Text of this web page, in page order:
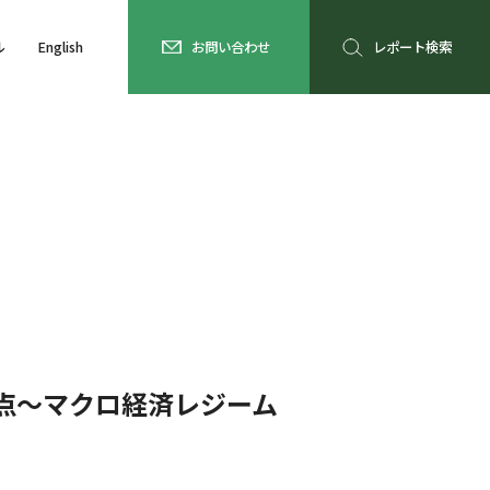
English お問い合わせ レポート検索
～マクロ経済レジーム